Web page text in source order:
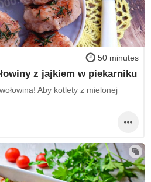
50 minutes
z jajkiem w piekarniku
Aby kotlety z mielonej